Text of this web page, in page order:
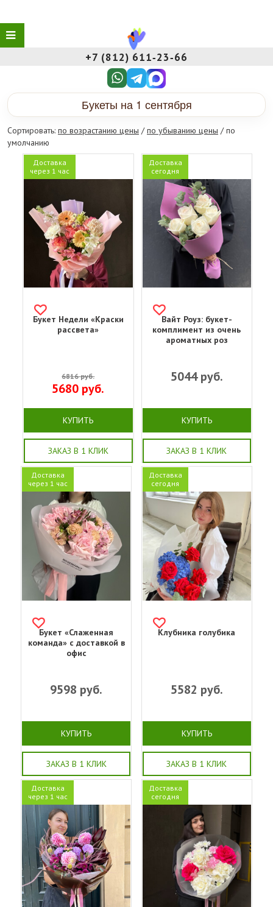
+7 (812) 611‑23‑66
Букеты на 1 сентября
Сортировать: по возрастанию цены /по убыванию цены / по
умолчанию
Доставка
через 1 час
Букет Недели «Краски
рассвета»
6816руб.
5680 руб.
КУПИТЬ
ЗАКАЗ В 1 КЛИК
Доставка
сегодня
Вайт Роуз: букет-
комплимент из очень
ароматных роз
5044руб.
КУПИТЬ
ЗАКАЗ В 1 КЛИК
Доставка
через 1 час
Букет «Слаженная
команда» с доставкой в
офис
9598 руб.
КУПИТЬ
ЗАКАЗ В 1 КЛИК
Доставка
сегодня
Клубника голубика
5582 руб.
КУПИТЬ
ЗАКАЗ В 1 КЛИК
Доставка
через 1 час
Доставка
сегодня